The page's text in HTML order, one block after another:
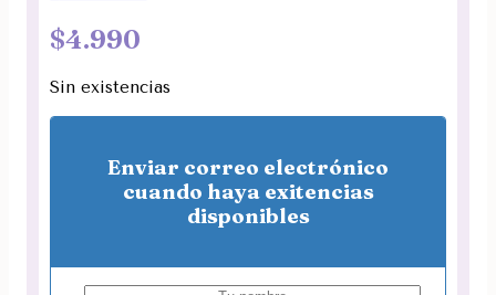
$4.990
Sin existencias
Enviar correo electrónico
cuando haya exitencias
disponibles